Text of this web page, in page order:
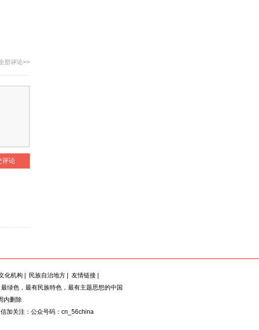
部评论>>
化机构 民族自治地方 友情链接
绿色，最有民族特色，最有主题思想的中国
内删除
加关注：公众号码：cn_56china